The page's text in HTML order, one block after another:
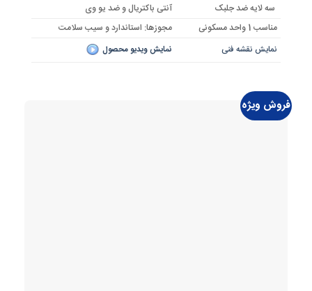
سه لایه ضد جلبک
آنتی باکتریال و ضد یو وی
مناسب 1 واحد مسکونی
مجوزها: استاندارد و سیب سلامت
نمایش نقشه فنی نمایش ویدیو محصول
فروش ویژه